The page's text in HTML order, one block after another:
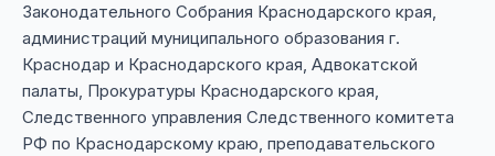
Законодательного Собрания Краснодарского края,
администраций муниципального образования г.
Краснодар и Краснодарского края, Адвокатской
палаты, Прокуратуры Краснодарского края,
Следственного управления Следственного комитета
РФ по Краснодарскому краю, преподавательского